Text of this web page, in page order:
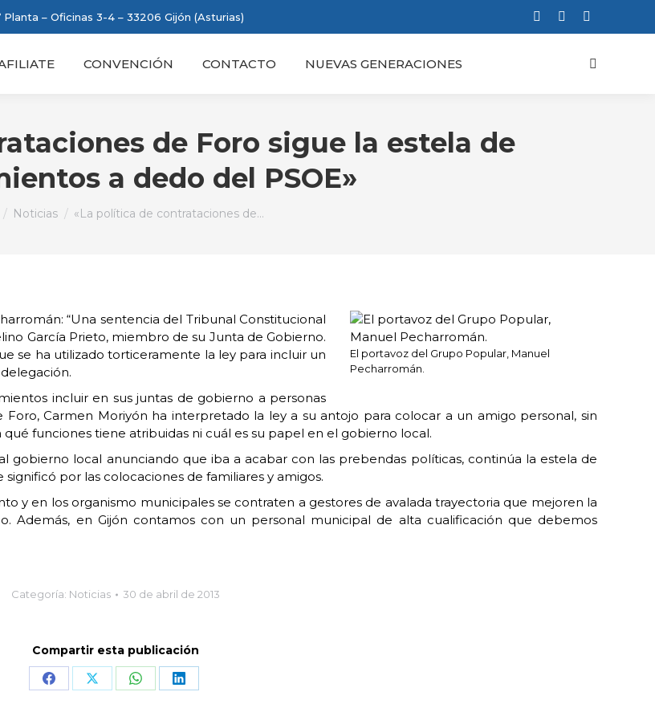
Planta – Oficinas 3-4 – 33206 Gijón (Asturias)
opensopens
CONVENCIÓN CONTACTO NUEVAS GENERACIONES Buscar:
de Foro sigue la estela de
a dedo del PSOE»
Noticias «La política de contrataciones de…
El portavoz del Grupo Popular, Manuel
Pecharromán.
“Una sentencia del Tribunal Constitucional
García Prieto, miembro de su Junta de Gobierno.
se ha utilizado torticeramente la ley para incluir un
incluir en sus juntas de gobierno a personas
Carmen Moriyón ha interpretado la ley a su antojo para colocar a un amigo personal, sin
funciones tiene atribuidas ni cuál es su papel en el gobierno local.
gobierno local anunciando que iba a acabar con las prebendas políticas, continúa la estela de
por las colocaciones de familiares y amigos.
y en los organismo municipales se contraten a gestores de avalada trayectoria que mejoren la
Además, en Gijón contamos con un personal municipal de alta cualificación que debemos
Categoría: Noticias 30 de abril de 2013
Compartir esta publicación
Share Share Share Share